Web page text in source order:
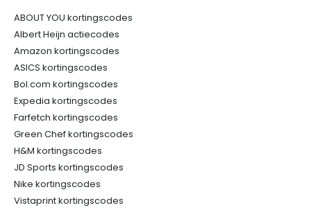
ABOUT YOU kortingscodes
Albert Heijn actiecodes
Amazon kortingscodes
ASICS kortingscodes
Bol.com kortingscodes
Expedia kortingscodes
Farfetch kortingscodes
Green Chef kortingscodes
H&M kortingscodes
JD Sports kortingscodes
Nike kortingscodes
Vistaprint kortingscodes